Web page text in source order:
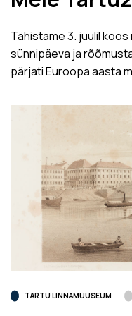
Tähistame 3. juulil
sünnipäeva ja
pärjati Euroopa aasta
TARTU LINNAMUUSEUM